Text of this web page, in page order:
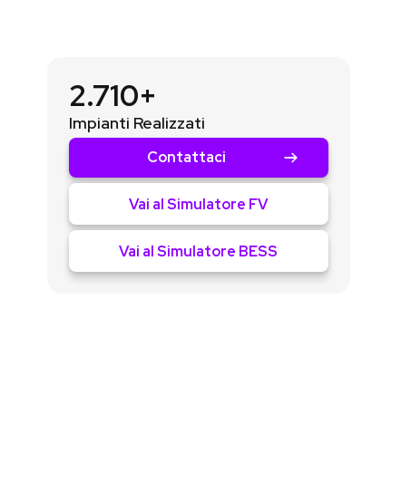
2.710+
Impianti Realizzati
Contattaci
Vai al Simulatore FV
Vai al Simulatore BESS